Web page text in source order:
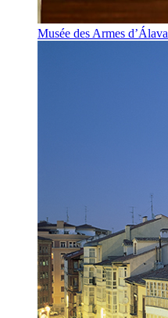
Musée des Armes d’Álava